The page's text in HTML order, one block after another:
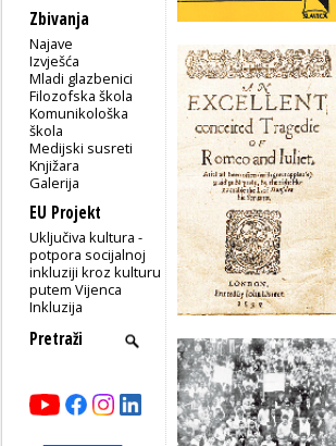
Zbivanja
Najave
Izvješća
Mladi glazbenici
Filozofska škola
Komunikološka
škola
Medijski susreti
Knjižara
Galerija
EU Projekt
Uključiva kultura -
potpora socijalnoj
inkluziji kroz kulturu
putem Vijenca
Inkluzija